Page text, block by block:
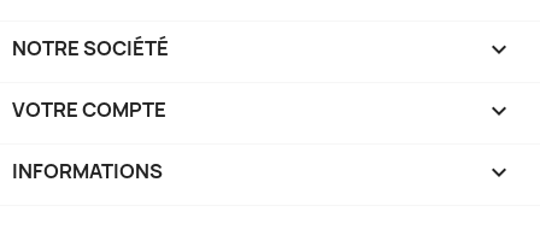
NOTRE SOCIÉTÉ 
VOTRE COMPTE 
INFORMATIONS keyboard_arrow_down